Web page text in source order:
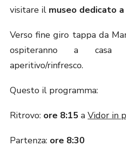
visitare il museo dedicato
Verso fine giro tappa da
ospiteranno a
aperitivo/rinfresco.
Questo il programma:
Ritrovo: ore 8:15 a Vidor in
Partenza: ore 8:30